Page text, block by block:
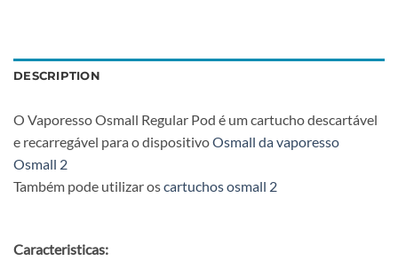
DESCRIPTION
O Vaporesso Osmall Regular Pod é um cartucho descartável
e recarregável para o dispositivoOsmall da vaporesso
Osmall 2
Também pode utilizar oscartuchos osmall 2
Caracteristicas: